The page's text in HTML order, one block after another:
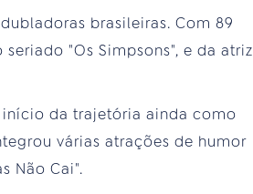
brasileiras. Com 89
"Os Simpsons", e da atriz
início da trajetória ainda como
várias atrações de humor
Não Cai".